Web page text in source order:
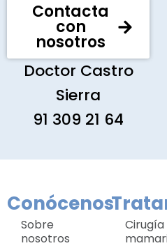
Contacta
con
nosotros
Doctor Castro
Sierra
91 309 21 64
Conócenos
Sobre
nosotros
Cirugía